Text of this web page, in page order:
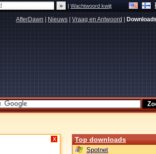
|Wachtwoord kwijt
AfterDawn Nieuws Vraag en Antwoord Downloads
X Top downloads
Spotnet